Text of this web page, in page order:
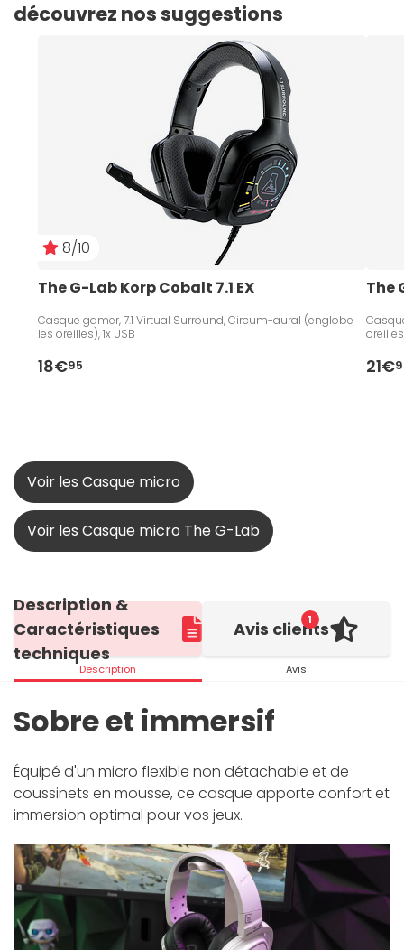
découvrez nos suggestions
8/10
The G-Lab Korp Cobalt 7.1 EX
Casque gamer, 7.1 Virtual Surround, Circum-aural (englobe
les oreilles), 1x USB
18€95
The
21€
Voir les Casque micro
Voir les Casque micro The G-Lab
Description &
Caractéristiques
techniques
Description
1
Avis clients
Avis
Sobre et immersif
Équipé d'un micro flexible non détachable et de
coussinets en mousse, ce casque apporte confort et
immersion optimal pour vos jeux.